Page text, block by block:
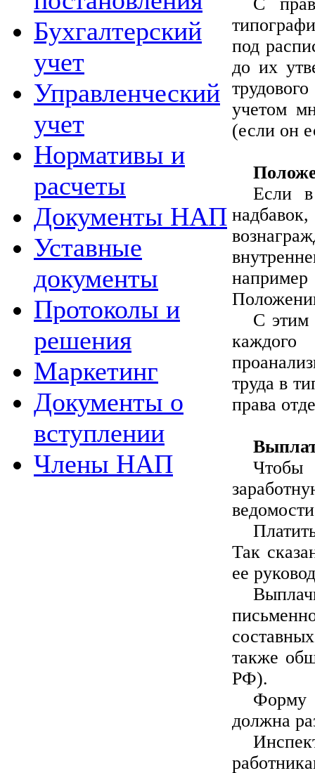
Бухгалтерский
учет
Управленческий
учет
Нормативы и
расчеты
Документы НАП
Уставные
документы
Протоколы и
решения
Маркетинг
Документы о
вступлении
Члены НАП
под
до их
учетом
(если он
Если в
С этим
каждого
труда в
права
Чтобы
Так
ее
также
РФ).
Форму
должна